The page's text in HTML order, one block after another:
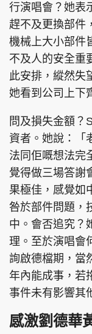
行演唱會？她表
趕不及更換部件
機械上大小部件
不及人的安全重
此安排，縱然失
她看到公司上下
問及損失金額？
資者。她說：「
法同佢嘅想法完
覺得做三場答謝
果極佳，感覺如
咎於部件問題，
中。會否追究？
理。至於演唱會
詢啟德檔期，當
年內能成事，若
事件未有影響其
感激劉德華